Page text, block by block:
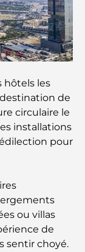
: une
et des
à Dubaï :
pour
hôtels les
de
circulaire le
installations
pour
ou villas
de
sentir choyé.